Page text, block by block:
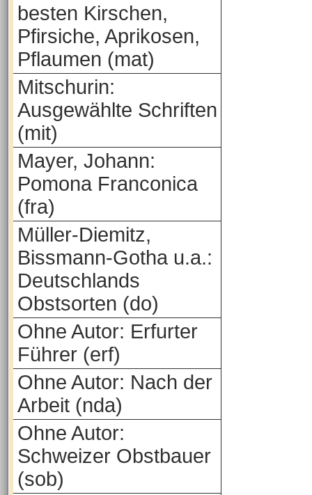
besten Kirschen,
Pfirsiche, Aprikosen,
Pflaumen (mat)
Mitschurin:
Ausgewählte Schriften
(mit)
Mayer, Johann:
Pomona Franconica
(fra)
Müller-Diemitz,
Bissmann-Gotha u.a.:
Deutschlands
Obstsorten (do)
Ohne Autor: Erfurter
Führer (erf)
Ohne Autor: Nach der
Arbeit (nda)
Ohne Autor:
Schweizer Obstbauer
(sob)